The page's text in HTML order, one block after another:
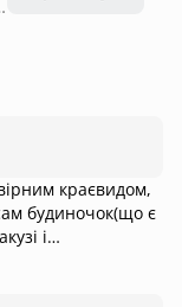
дати заїзду
краєвидом,
будиночок(що є
і
басейн.